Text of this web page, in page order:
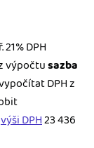
DPH
výpočtusazba
DPH z
výši DPH23 436